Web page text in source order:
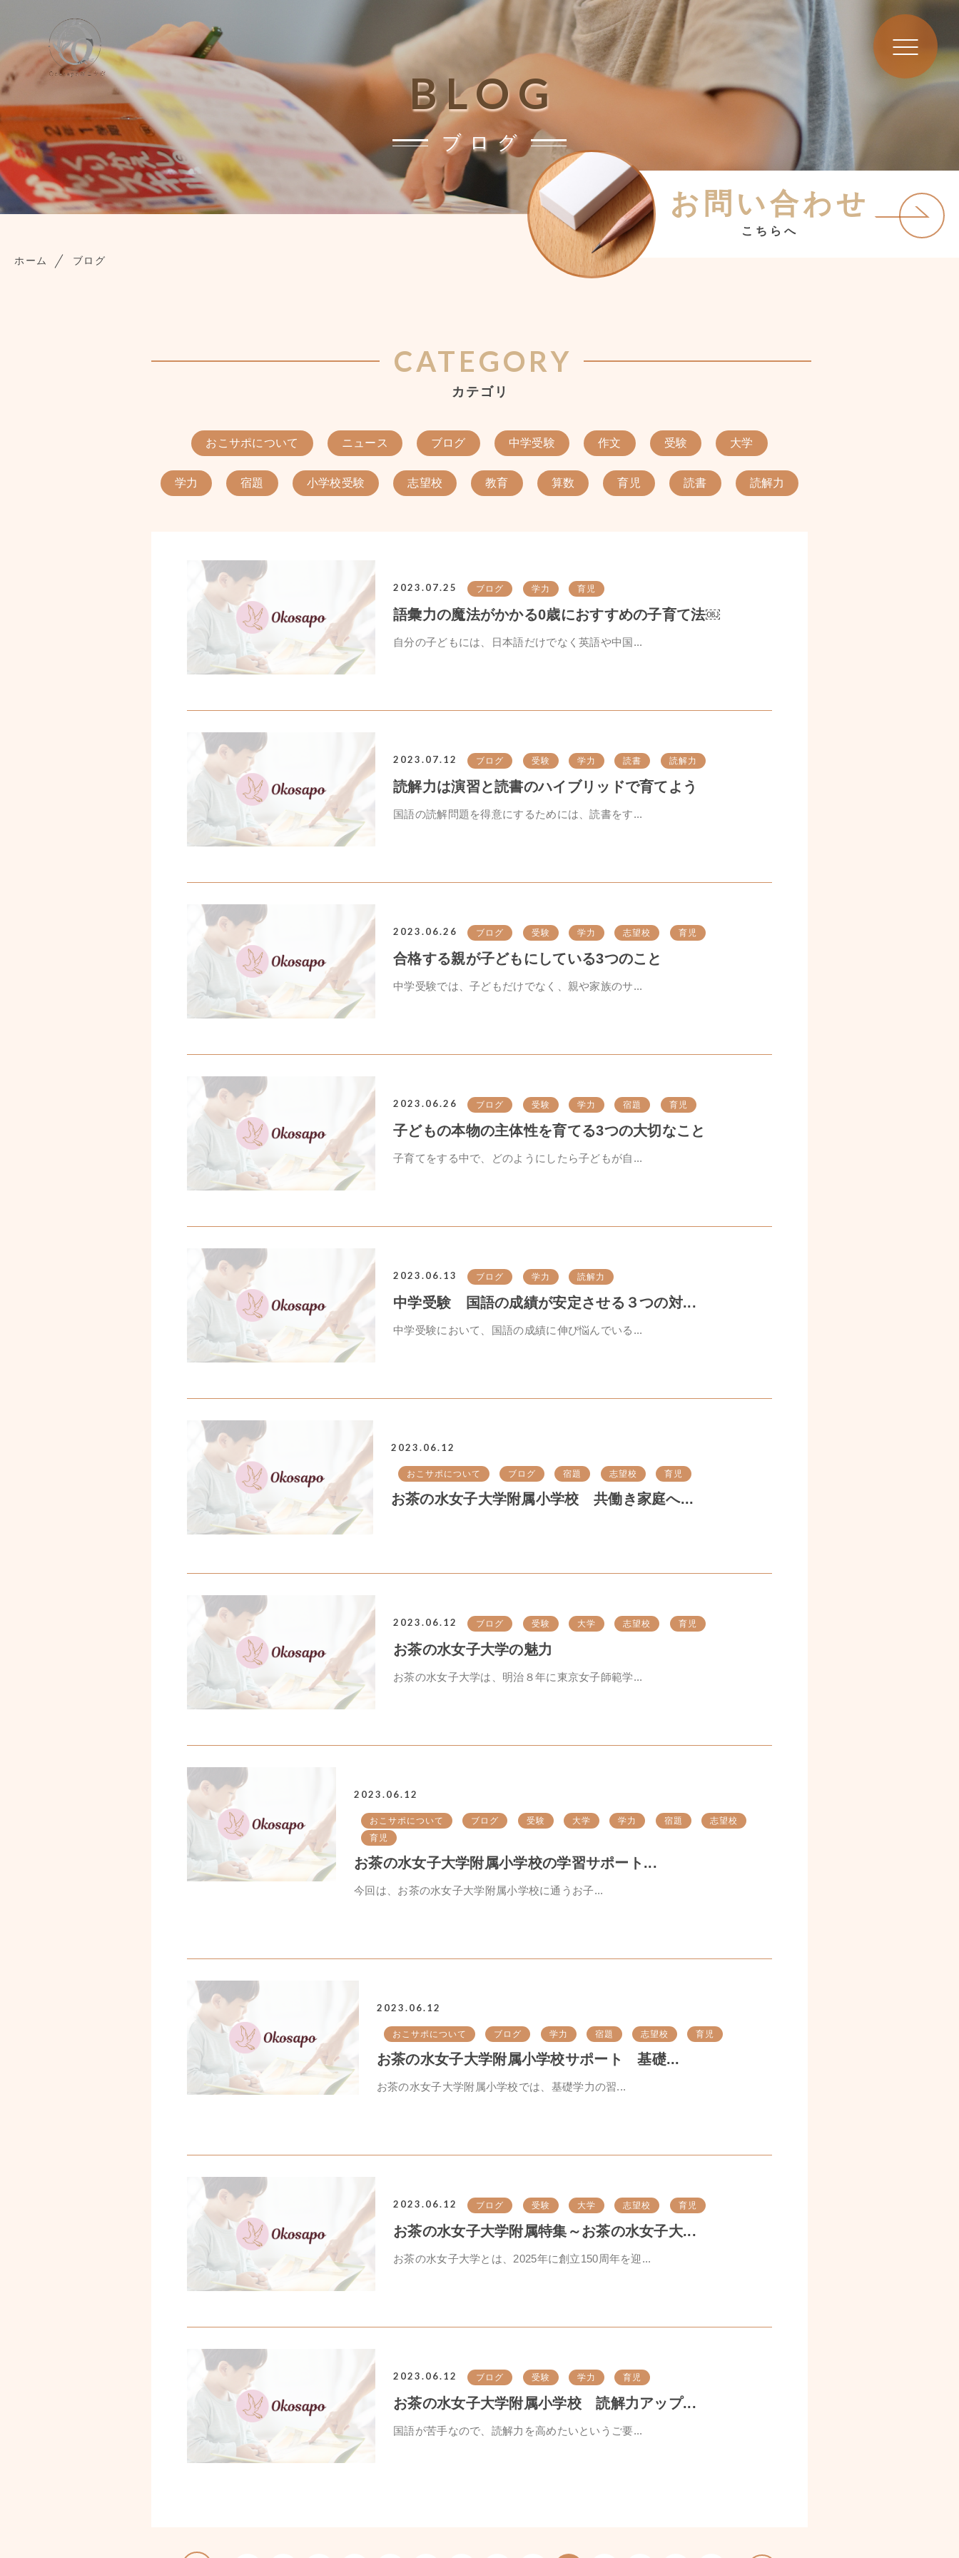
BLOG
ブログ
お問い合わせ
こちらへ
ホーム ブログ
CATEGORY
カテゴリ
おこサポについて ニュース ブログ 中学受験 作文 受験 大学
学力 宿題 小学校受験 志望校 教育 算数 育児 読書 読解力
2023.07.25 ブログ 学力 育児
語彙力の魔法がかかる0歳におすすめの子育て法￼
自分の子どもには、日本語だけでなく英語や中国...
2023.07.12 ブログ 受験 学力 読書 読解力
読解力は演習と読書のハイブリッドで育てよう
国語の読解問題を得意にするためには、読書をす...
2023.06.26 ブログ 受験 学力 志望校 育児
合格する親が子どもにしている3つのこと
中学受験では、子どもだけでなく、親や家族のサ...
2023.06.26 ブログ 受験 学力 宿題 育児
子どもの本物の主体性を育てる3つの大切なこと
子育てをする中で、どのようにしたら子どもが自...
2023.06.13 ブログ 学力 読解力
中学受験 国語の成績が安定させる３つの対...
中学受験において、国語の成績に伸び悩んでいる...
2023.06.12
おこサポについて ブログ 宿題 志望校 育児
お茶の水女子大学附属小学校 共働き家庭へ...
2023.06.12 ブログ 受験 大学 志望校 育児
お茶の水女子大学の魅力
お茶の水女子大学は、明治８年に東京女子師範学...
2023.06.12
おこサポについて ブログ 受験 大学 学力 宿題
志望校
育児
お茶の水女子大学附属小学校の学習サポート...
今回は、お茶の水女子大学附属小学校に通うお子...
2023.06.12
おこサポについて ブログ 学力 宿題 志望校 育児
お茶の水女子大学附属小学校サポート 基礎...
お茶の水女子大学附属小学校では、基礎学力の習...
2023.06.12 ブログ 受験 大学 志望校 育児
お茶の水女子大学附属特集～お茶の水女子大...
お茶の水女子大学とは、2025年に創立150周年を迎...
2023.06.12 ブログ 受験 学力 育児
お茶の水女子大学附属小学校 読解力アップ...
国語が苦手なので、読解力を高めたいというご要...